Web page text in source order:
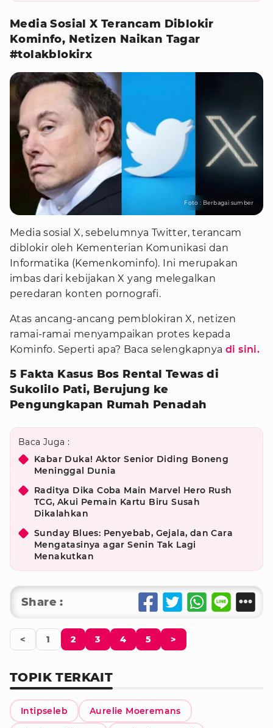
Media Sosial X Terancam Diblokir
Kominfo, Netizen Naikan Tagar
#tolakblokirx
Foto : Berbagai sumber
Media sosial X, sebelumnya Twitter, terancam
diblokir oleh Kementerian Komunikasi dan
Informatika (Kemenkominfo). Ini merupakan
imbas dari kebijakan X yang melegalkan
peredaran konten pornografi.
Atas ancang-ancang pemblokiran X, netizen
ramai-ramai menyampaikan protes kepada
Kominfo. Seperti apa? Baca selengkapnya di sini.
5 Fakta Kasus Bos Rental Tewas di
Sukolilo Pati, Berujung ke
Pengungkapan Rumah Penadah
Baca Juga :
Kabar Duka! Aktor Senior Diding Boneng
Meninggal Dunia
Raditya Dika Coba Main Marvel Hero Rush
TCG, Akui Pemain Kartu Biru Susah
Dikalahkan
Sunday Blues: Penyebab, Gejala, dan Cara
Mengatasinya agar Senin Tak Lagi
Menakutkan
Share :
< 1 2 3 4 5 >
TOPIK TERKAIT
Intipseleb Aurelie Moeremans